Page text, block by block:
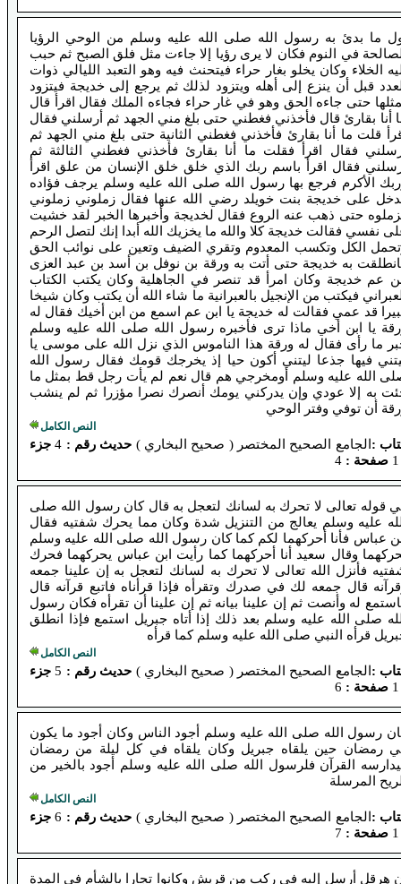
ما بدئ به رسول الله صلى الله عليه وسلم من الوحي الرؤيا
في النوم فكان لا يرى رؤيا إلا جاءت مثل فلق الصبح ثم حبب
الخلاء وكان يخلو بغار حراء فيتحنث فيه وهو التعبد الليالي ذوات
قبل أن ينزع إلى أهله ويتزود لذلك ثم يرجع إلى خديجة فيتزود
حتى جاءه الحق وهو في غار حراء فجاءه الملك فقال اقرأ قال
أنا بقارئ قال فأخذني فغطني حتى بلغ مني الجهد ثم أرسلني فقال
قلت ما أنا بقارئ فأخذني فغطني الثانية حتى بلغ مني الجهد ثم
فقال اقرأ فقلت ما أنا بقارئ فأخذني فغطني الثالثة ثم
فقال اقرأ باسم ربك الذي خلق خلق الإنسان من علق اقرأ
الأكرم فرجع بها رسول الله صلى الله عليه وسلم يرجف فؤاده
على خديجة بنت خويلد رضي الله عنها فقال زملوني زملوني
حتى ذهب عنه الروع فقال لخديجة وأخبرها الخبر لقد خشيت
نفسي فقالت خديجة كلا والله ما يخزيك الله أبدا إنك لتصل الرحم
الكل وتكسب المعدوم وتقري الضيف وتعين على نوائب الحق
به خديجة حتى أتت به ورقة بن نوفل بن أسد بن عبد العزى
عم خديجة وكان امرأ قد تنصر في الجاهلية وكان يكتب الكتاب
فيكتب من الإنجيل بالعبرانية ما شاء الله أن يكتب وكان شيخا
قد عمي فقالت له خديجة يا ابن عم اسمع من ابن أخيك فقال له
يا ابن أخي ماذا ترى فأخبره رسول الله صلى الله عليه وسلم
ما رأى فقال له ورقة هذا الناموس الذي نزل الله على موسى يا
فيها جذعا ليتني أكون حيا إذ يخرجك قومك فقال رسول الله
الله عليه وسلم أومخرجي هم قال نعم لم يأت رجل قط بمثل ما
به إلا عودي وإن يدركني يومك أنصرك نصرا مؤزرا ثم لم ينشب
أن توفي وفتر الوحي
النص الكامل
: الجامع الصحيح المختصر ( صحيح البخاري ) حديث رقم : 4 جزء
صفحة : 4
قوله تعالى لا تحرك به لسانك لتعجل به قال كان رسول الله صلى
عليه وسلم يعالج من التنزيل شدة وكان مما يحرك شفتيه فقال
عباس فأنا أحركهما لكم كما كان رسول الله صلى الله عليه وسلم
وقال سعيد أنا أحركهما كما رأيت ابن عباس يحركهما فحرك
فأنزل الله تعالى لا تحرك به لسانك لتعجل به إن علينا جمعه
قال جمعه لك في صدرك وتقرأه فإذا قرأناه فاتبع قرآنه قال
له وأنصت ثم إن علينا بيانه ثم إن علينا أن تقرأه فكان رسول
صلى الله عليه وسلم بعد ذلك إذا أتاه جبريل استمع فإذا انطلق
قرأه النبي صلى الله عليه وسلم كما قرأه
النص الكامل
: الجامع الصحيح المختصر ( صحيح البخاري ) حديث رقم : 5 جزء
صفحة : 6
رسول الله صلى الله عليه وسلم أجود الناس وكان أجود ما يكون
رمضان حين يلقاه جبريل وكان يلقاه في كل ليلة من رمضان
القرآن فلرسول الله صلى الله عليه وسلم أجود بالخير من
المرسلة
النص الكامل
: الجامع الصحيح المختصر ( صحيح البخاري ) حديث رقم : 6 جزء
صفحة : 7
هرقل أرسل إليه في ركب من قريش وكانوا تجارا بالشأم في المدة